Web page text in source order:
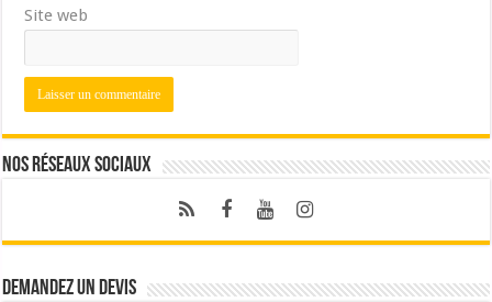
Site web
Nos réseaux sociaux
Demandez un devis